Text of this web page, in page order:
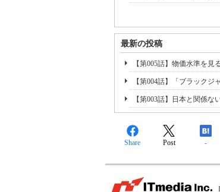
最新の投稿
【第005話】物価水準を見
【第004話】「ブラック
【第003話】日本と関係
Share Post -